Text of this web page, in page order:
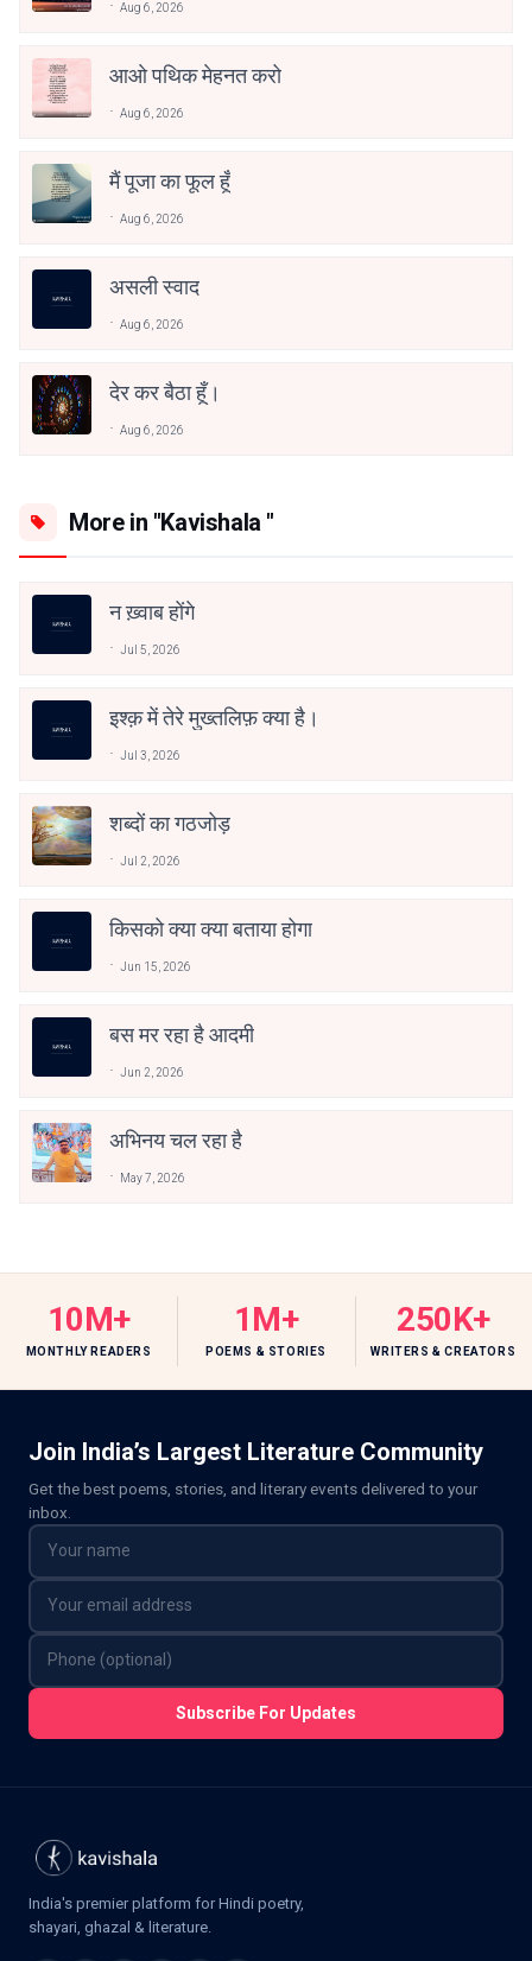
Aug 6, 2026
आओ पथिक मेहनत करो
Aug 6, 2026
मैं पूजा का फूल हूँ
Aug 6, 2026
असली स्वाद
Aug 6, 2026
देर कर बैठा हूँ।
Aug 6, 2026
More in "Kavishala "
न ख़्वाब होंगे
Jul 5, 2026
इश्क़ में तेरे मुख्तलिफ़ क्या है।
Jul 3, 2026
शब्दों का गठजोड़
Jul 2, 2026
किसको क्या क्या बताया होगा
Jun 15, 2026
बस मर रहा है आदमी
Jun 2, 2026
अभिनय चल रहा है
May 7, 2026
10M+
MONTHLY READERS
1M+
POEMS & STORIES
250K+
WRITERS & CREATORS
Join India’s Largest Literature Community
Get the best poems, stories, and literary events delivered to your
inbox.
Subscribe For Updates
India's premier platform for Hindi poetry,
shayari, ghazal & literature.